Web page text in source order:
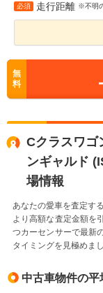
必須 走行距離 ※不明
無
料
Cクラスワゴ
ンギャルド
場情報
あなたの愛車を査定す
より高額な査定金額を
つカーセンサーで最新
タイミングを見極めまし
中古車物件の